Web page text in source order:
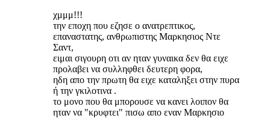
χμμμ!!!
την εποχη που εζησε ο ανατρεπτικος,
επαναστατης, ανθρωπιστης Μαρκησιος Ντε
Σαντ,
ειμαι σιγουρη οτι αν ηταν γυναικα δεν θα ειχε
προλαβει να συλληφθει δευτερη φορα,
ηδη απο την πρωτη θα ειχε καταληξει στην πυρα
ή την γκιλοτινα .
το μονο που θα μπορουσε να κανει λοιπον θα
ηταν να "κρυφτει" πισω απο εναν Μαρκησιο